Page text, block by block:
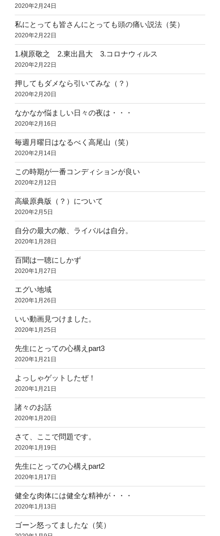
2020年2月24日
私にとっても皆さんにとっても頭の痛い説法（笑）
2020年2月22日
1.槇原敬之 2.東出昌大 3.コロナウィルス
2020年2月22日
押してもダメなら引いてみな（？）
2020年2月20日
なかなか悩ましい日々の夜は・・・
2020年2月16日
毎週月曜日はなるべく高尾山（笑）
2020年2月14日
この時期が一番コンディションが良い
2020年2月12日
高級原典版（？）について
2020年2月5日
自分の最大の敵、ライバルは自分。
2020年1月28日
百聞は一聴にしかず
2020年1月27日
エグい地域
2020年1月26日
いい動画見つけました。
2020年1月25日
先生にとっての心構えpart3
2020年1月21日
よっしゃゲットしたぜ！
2020年1月21日
諸々のお話
2020年1月20日
さて、ここで問題です。
2020年1月19日
先生にとっての心構えpart2
2020年1月17日
健全な肉体には健全な精神が・・・
2020年1月13日
ゴーン怒ってましたな（笑）